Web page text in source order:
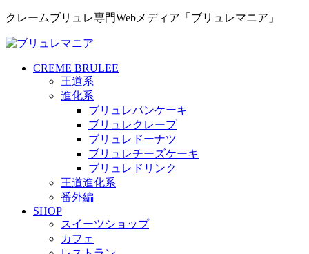
クレームブリュレ専門Webメディア「ブリュレマニア」
CREME BRULEE
王道系
進化系
ブリュレパンケーキ
ブリュレクレープ
ブリュレドーナツ
ブリュレチーズケーキ
ブリュレドリンク
王道進化系
番外編
SHOP
スイーツショップ
カフェ